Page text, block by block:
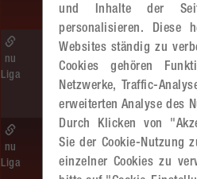
MADx WAT Atzgersdorf
So. 14.06.2026 | 11:20 Uhr |
MU13
MADx WAT Atzgersdorf –
roomz JAGS Devils
nu
Liga
ÖMS WU12 HF
SC HIT/UHC Absam –
nu
Liga
und Inhalte der
personalisieren. Diese
Websites ständig zu
Cookies gehören
Netzwerke, Traffic-
erweiterten Analyse des
Durch Klicken von
Sie der Cookie-Nutzung
einzelner Cookies zu